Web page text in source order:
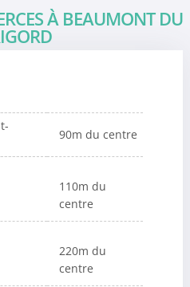
À BEAUMONT DU
90m du centre
110m du
centre
220m du
centre